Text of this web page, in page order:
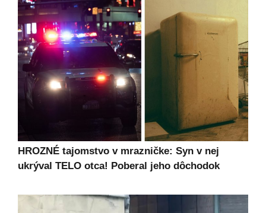
HROZNÉ tajomstvo v mrazničke: Syn v nej
ukrýval TELO otca! Poberal jeho dôchodok